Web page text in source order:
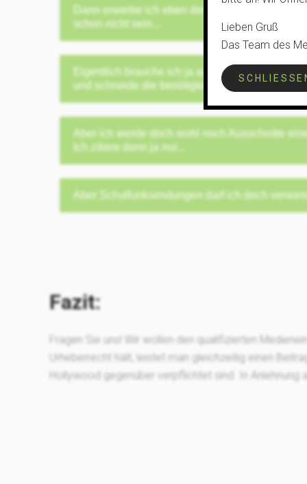
Dann erwerbe ich eben die einmaligen Rechte.
schon nicht sein...
Eigentlich brauche ich ja auch nur Teile. Ich
und schneide die benötigten Teile heraus und
Aber ich werde doch wohl noch Ausschnitte
Ich zitiere dann ja nur...
Aber Schulfunksendungen darf ich doch
Fazit:
Fragen Sie uns! Wir wollen den qualifizierten
Urheberrecht hält, leistet man gleichzeitig einen
Hollywood gegenüber verpflichtet sind. In Anlehnung
Lieben Gruß
Das Team des
SCHLIESSEN